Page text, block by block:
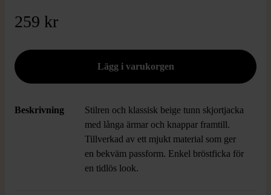
259 kr
Beskrivning
Stilren och klassisk beige tunn skjortjacka
med långa ärmar och knappar framtill.
Tillverkad av ett mjukt material som ger
en bekväm passform. Enkel bröstficka för
en tidlös look.